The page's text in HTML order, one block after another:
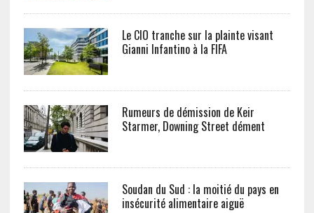
Le CIO tranche sur la plainte visant
Gianni Infantino à la FIFA
Rumeurs de démission de Keir
Starmer, Downing Street dément
Soudan du Sud : la moitié du pays en
insécurité alimentaire aiguë